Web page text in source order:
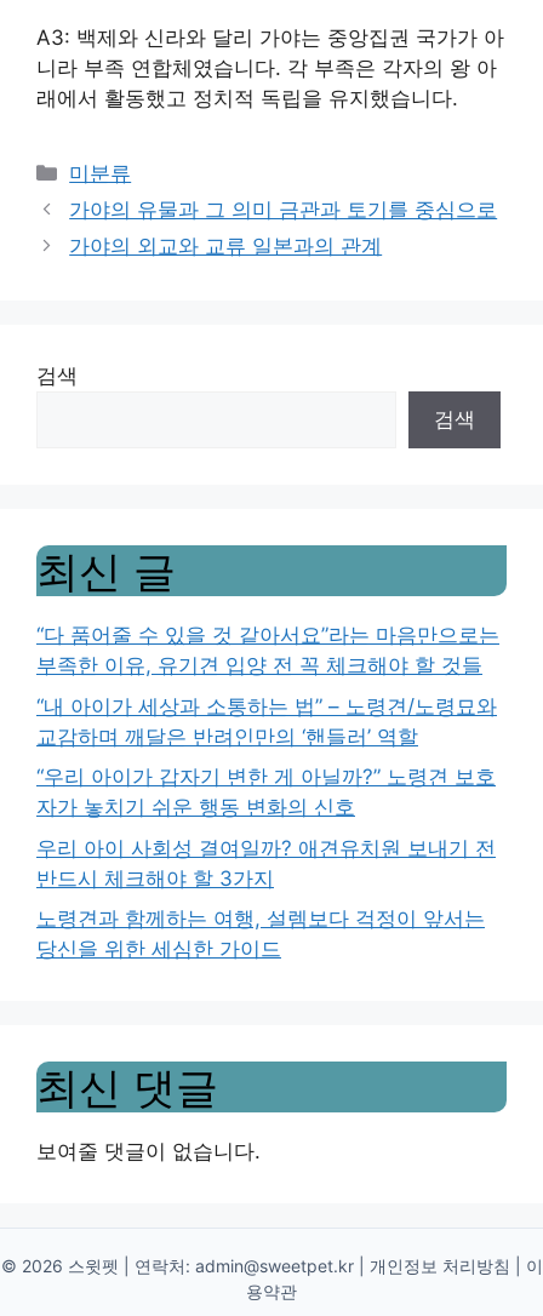
A3: 백제와 신라와 달리 가야는 중앙집권 국가가 아
니라 부족 연합체였습니다. 각 부족은 각자의 왕 아
래에서 활동했고 정치적 독립을 유지했습니다.
Categories
미분류
가야의 유물과 그 의미 금관과 토기를 중심으로
가야의 외교와 교류 일본과의 관계
검색
검색
최신 글
“다 품어줄 수 있을 것 같아서요”라는 마음만으로는
부족한 이유, 유기견 입양 전 꼭 체크해야 할 것들
“내 아이가 세상과 소통하는 법” – 노령견/노령묘와
교감하며 깨달은 반려인만의 ‘핸들러’ 역할
“우리 아이가 갑자기 변한 게 아닐까?” 노령견 보호
자가 놓치기 쉬운 행동 변화의 신호
우리 아이 사회성 결여일까? 애견유치원 보내기 전
반드시 체크해야 할 3가지
노령견과 함께하는 여행, 설렘보다 걱정이 앞서는
당신을 위한 세심한 가이드
최신 댓글
보여줄 댓글이 없습니다.
© 2026 스윗펫 | 연락처: admin@sweetpet.kr| 개인정보 처리방침
이
용약관